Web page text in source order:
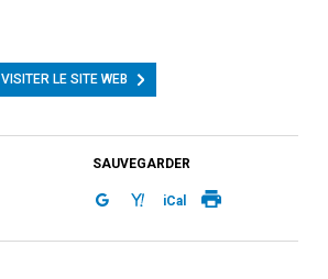
VISITER LE SITE WEB
SAUVEGARDER
iCal